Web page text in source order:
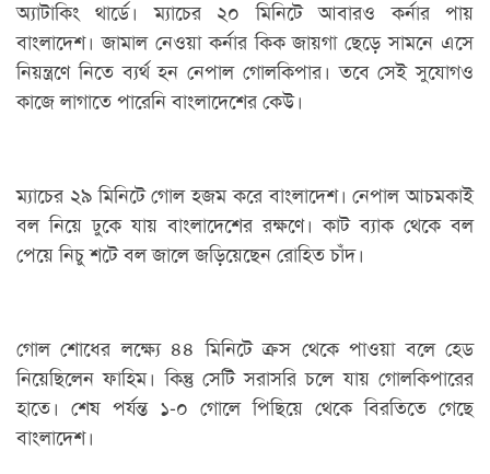
অ্যাটাকিং থার্ডে। ম্যাচের ২০ মিনিটে আবারও কর্নার পায়
বাংলাদেশ। জামাল নেওয়া কর্নার কিক জায়গা ছেড়ে সামনে এসে
নিয়ন্ত্রণে নিতে ব্যর্থ হন নেপাল গোলকিপার। তবে সেই সুযোগও
কাজে লাগাতে পারেনি বাংলাদেশের কেউ।
ম্যাচের ২৯ মিনিটে গোল হজম করে বাংলাদেশ। নেপাল আচমকাই
বল নিয়ে ঢুকে যায় বাংলাদেশের রক্ষণে। কাট ব্যাক থেকে বল
পেয়ে নিচু শটে বল জালে জড়িয়েছেন রোহিত চাঁদ।
গোল শোধের লক্ষ্যে ৪৪ মিনিটে ক্রস থেকে পাওয়া বলে হেড
নিয়েছিলেন ফাহিম। কিন্তু সেটি সরাসরি চলে যায় গোলকিপারের
হাতে। শেষ পর্যন্ত ১-০ গোলে পিছিয়ে থেকে বিরতিতে গেছে
বাংলাদেশ।